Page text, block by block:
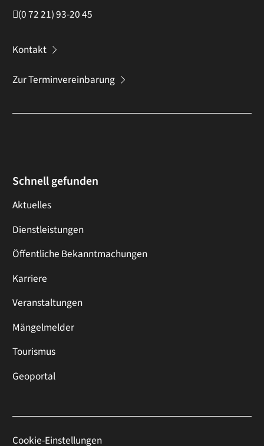
(07221) 93-2045
Kontakt
Zur Terminvereinbarung
Schnell gefunden
Aktuelles
Dienstleistungen
Öffentliche Bekanntmachungen
Karriere
Veranstaltungen
Mängelmelder
Tourismus
Geoportal
Cookie-Einstellungen